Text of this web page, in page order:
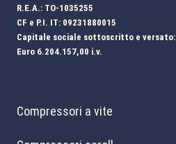
R.E.A.: TO-1035255
CF e P.I. IT: 09231880015
Capitale sociale sottoscritto e versato:
Euro 6.204.157,00 i.v.
Compressori a vite